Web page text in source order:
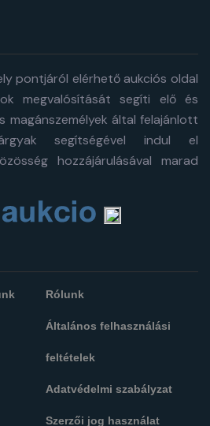
pontjáról elérhető aukciós oldal
megvalósítását segíti elő és
magánszemélyek által felajánlott
segítségével indul el
hozzájárulásával marad
Rólunk
Általános felhasználási
feltételek
Adatvédelmi szabályzat
Szerzői jog használat